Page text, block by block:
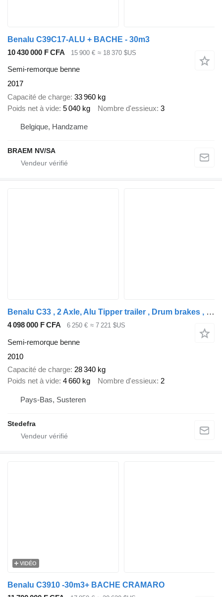
Benalu C39C17-ALU + BACHE - 30m3
10 430 000 F CFA
15 900 € ≈ 18 370 $US
Semi-remorque benne
2017
Capacité de charge 33 960 kg
Poids net à vide 5 040 kg Nombre d'essieux 3
Belgique, Handzame
BRAEM NV/SA
Benalu C33 , 2 Axle, Alu Tipper trailer , Drum brakes , Spring suspensi
4 098 000 F CFA 6 250 € ≈ 7 221 $US
Semi-remorque benne
2010
Capacité de charge 28 340 kg
Poids net à vide 4 660 kg Nombre d'essieux 2
Pays-Bas, Susteren
Stedefra
VIDÉO
Benalu C3910 -30m3+ BACHE CRAMARO